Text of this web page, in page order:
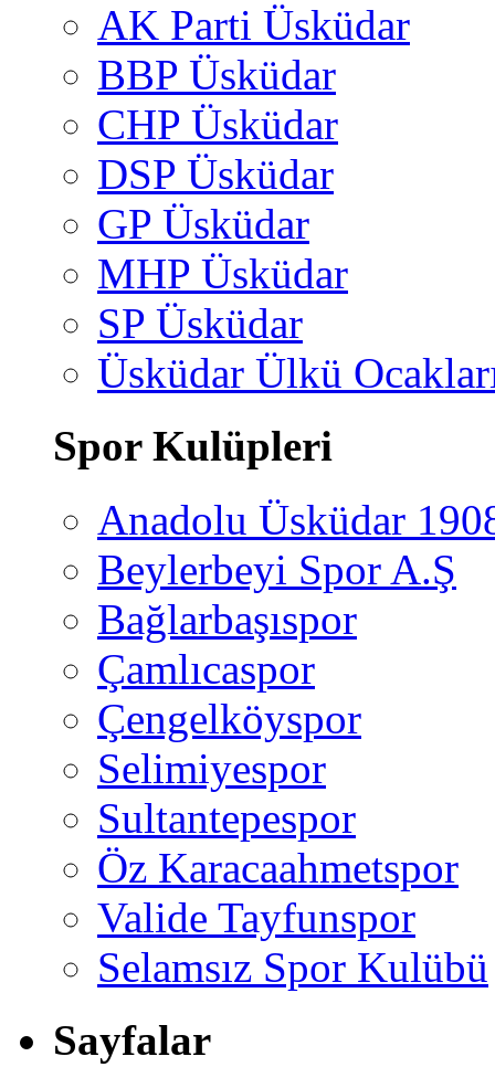
AK Parti Üsküdar
BBP Üsküdar
CHP Üsküdar
DSP Üsküdar
GP Üsküdar
MHP Üsküdar
SP Üsküdar
Üsküdar Ülkü
Spor Kulüpleri
Anadolu Üsküdar
Beylerbeyi Spor A.Ş
Bağlarbaşıspor
Çamlıcaspor
Çengelköyspor
Selimiyespor
Sultantepespor
Öz Karacaahmetspor
Valide Tayfunspor
Selamsız Spor Kulübü
Sayfalar